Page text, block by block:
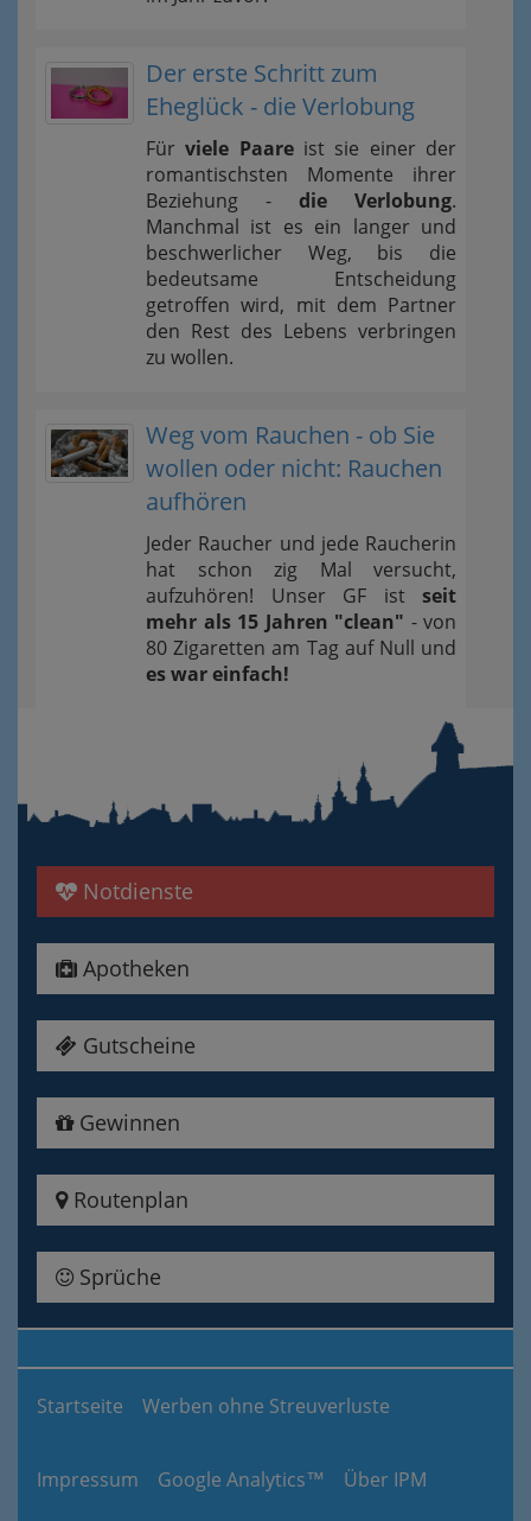
Der erste Schritt zum
Eheglück - die Verlobung
Fürviele Paareist sie einer der
romantischsten Momente ihrer
Beziehung - die Verlobung.
Manchmal ist es ein langer und
beschwerlicher Weg, bis die
bedeutsame Entscheidung
getroffen wird, mit dem Partner
den Rest des Lebens verbringen
zu wollen.
Weg vom Rauchen - ob Sie
wollen oder nicht: Rauchen
aufhören
Jeder Raucher und jede Raucherin
hat schon zig Mal versucht,
aufzuhören! Unser GF ist seit
mehr als 15 Jahren "clean" - von
80 Zigaretten am Tag auf Null und
es war einfach!
Notdienste
Apotheken
Gutscheine
Gewinnen
Routenplan
Sprüche
Startseite Werben ohne Streuverluste
Impressum Google Analytics™ Über IPM